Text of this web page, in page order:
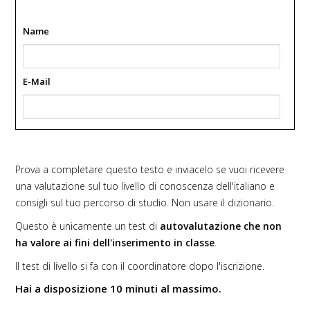
Name
E-Mail
Prova a completare questo testo e inviacelo se vuoi ricevere
una valutazione sul tuo livello di conoscenza dell'italiano e
consigli sul tuo percorso di studio. Non usare il dizionario.
Questo è unicamente un test di autovalutazione che non
ha valore ai fini dell'inserimento in classe.
Il test di livello si fa con il coordinatore dopo l'iscrizione.
Hai a disposizione 10 minuti al massimo.